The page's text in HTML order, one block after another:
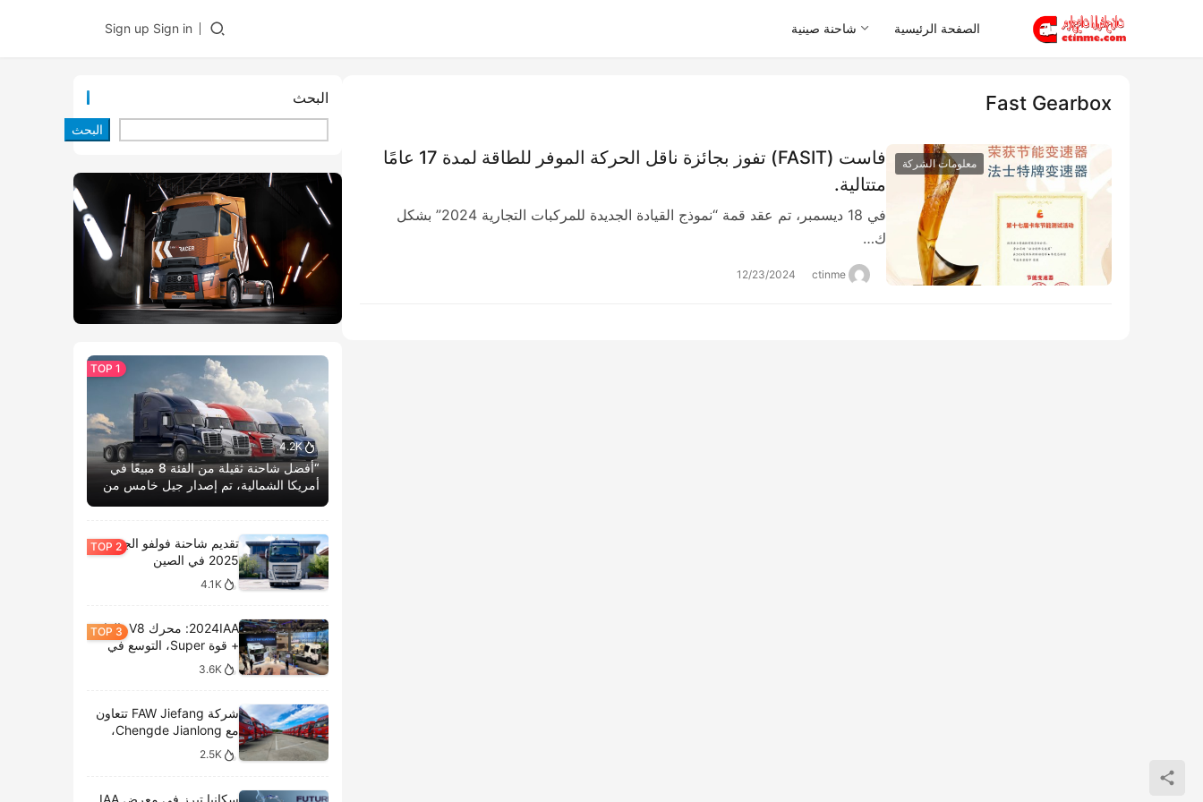
الصفحة الرئيسية شاحنة صينية Sign in
Sign up
Fast Gearbox
معلومات الشركة
فاست (FASIT) تفوز بجائزة ناقل الحركة الموفر للطاقة لمدة 17 عامًا
متتالية.
في 18 ديسمبر، تم عقد قمة “نموذج القيادة الجديدة للمركبات التجارية 2024” بشكل
ك…
ctinme
12/23/2024
البحث
البحث
4.2K
“أفضل شاحنة ثقيلة من الفئة 8 مبيعًا في
أمريكا الشمالية، تم إصدار جيل خامس من
تقديم شاحنة فولفو الجديدة
2025 في الصين
4.1K
2024IAA: محرك V8، الغاز
+ قوة Super، التوسع في
الطرازات الكهربائية،
وتحليل المعروضات الداخلية
3.6K
شركة FAW Jiefang تتعاون
مع Chengde Jianlong،
وتكشف النقاب عن تسليم
2.5K
سكانيا تبرز في معرض IAA